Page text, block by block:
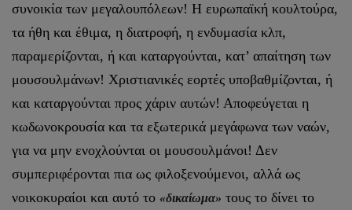
συνοικία των μεγαλουπόλεων! Η ευρωπαϊκή κουλτούρα,
τα ήθη και έθιμα, η διατροφή, η ενδυμασία κλπ,
παραμερίζονται, ή και καταργούνται, κατ’ απαίτηση των
μουσουλμάνων! Χριστιανικές εορτές υποβαθμίζονται, ή
και καταργούνται προς χάριν αυτών! Αποφεύγεται η
κωδωνοκρουσία και τα εξωτερικά μεγάφωνα των ναών,
για να μην ενοχλούνται οι μουσουλμάνοι! Δεν
συμπεριφέρονται πια ως φιλοξενούμενοι, αλλά ως
νοικοκυραίοι και αυτό το «δικαίωμα» τους το δίνει το